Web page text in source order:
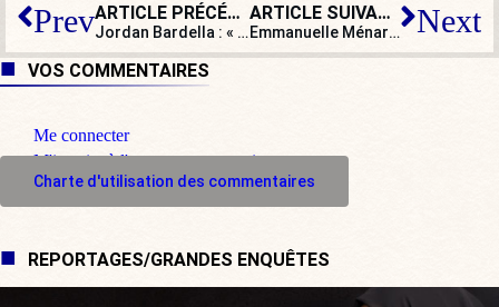
Prev ARTICLE PRÉCÉDENT
Jordan Bardella : « Nicolas Dupont-Aignan porte la responsabilité d’une division »
ARTICLE SUIVANT
Emmanuelle Ménard : « Pour les municipales, il faut se débarrasser des oripeaux des partis » Next
VOS COMMENTAIRES
Me connecter
M'inscrire à l'espace commentaire
Charte d'utilisation des commentaires
REPORTAGES/GRANDES ENQUÊTES